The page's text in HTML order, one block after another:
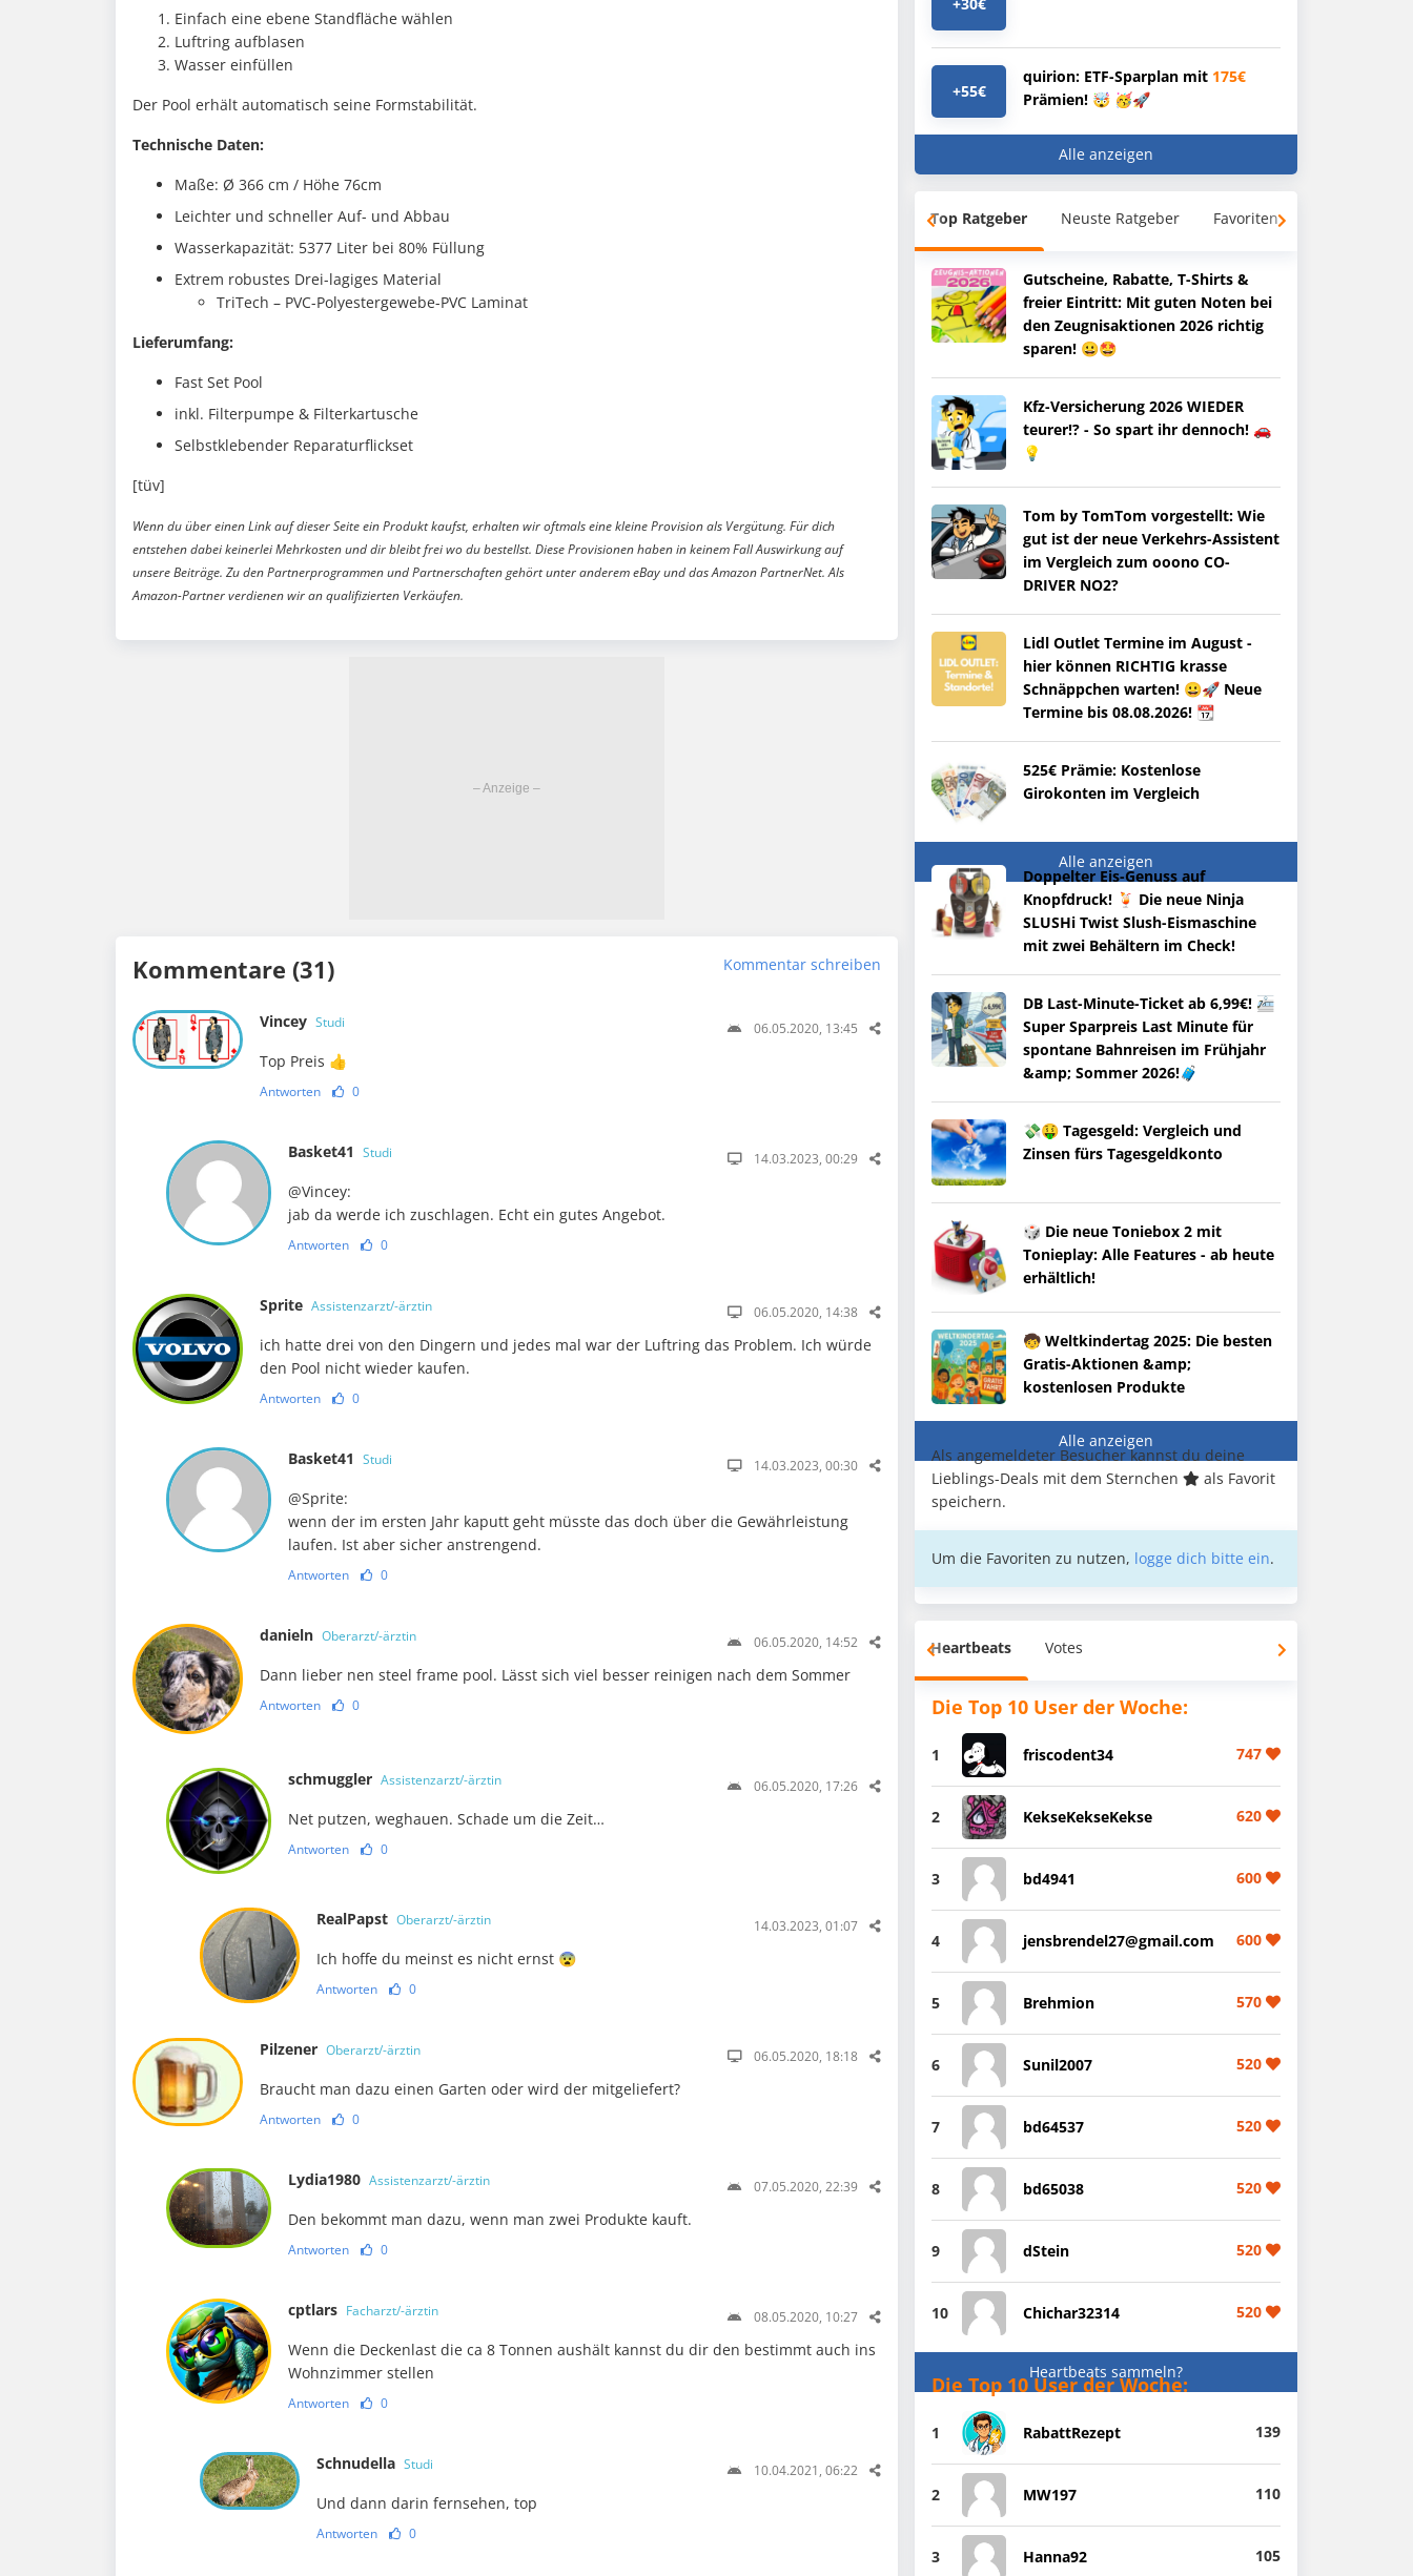
Einfach eine ebene Standfläche wählen
Luftring aufblasen
Wasser einfüllen
Der Pool erhält automatisch seine Formstabilität.
Technische Daten:
Maße: Ø 366 cm / Höhe 76cm
Leichter und schneller Auf- und Abbau
Wasserkapazität: 5377 Liter bei 80% Füllung
Extrem robustes Drei-lagiges Material
TriTech – PVC-Polyestergewebe-PVC Laminat
Lieferumfang:
Fast Set Pool
inkl. Filterpumpe & Filterkartusche
Selbstklebender Reparaturflickset
[tüv]
Wenn du über einen Link auf dieser Seite ein Produkt kaufst, erhalten wir oftmals eine kleine Provision als Vergütung. Für dich
entstehen dabei keinerlei Mehrkosten und dir bleibt frei wo du bestellst. Diese Provisionen haben in keinem Fall Auswirkung auf
unsere Beiträge. Zu den Partnerprogrammen und Partnerschaften gehört unter anderem eBay und das Amazon PartnerNet. Als
Amazon-Partner verdienen wir an qualifizierten Verkäufen.
Kommentare (31) Kommentar schreiben
Vincey Studi 06.05.2020, 13:45
Top Preis 👍
Antworten 0
Basket41 Studi 14.03.2023, 00:29
@Vincey:
jab da werde ich zuschlagen. Echt ein gutes Angebot.
Antworten 0
Sprite Assistenzarzt/-ärztin 06.05.2020, 14:38
ich hatte drei von den Dingern und jedes mal war der Luftring das Problem. Ich würde
den Pool nicht wieder kaufen.
Antworten 0
Basket41 Studi 14.03.2023, 00:30
@Sprite:
wenn der im ersten Jahr kaputt geht müsste das doch über die Gewährleistung
laufen. Ist aber sicher anstrengend.
Antworten 0
danieln Oberarzt/-ärztin 06.05.2020, 14:52
Dann lieber nen steel frame pool. Lässt sich viel besser reinigen nach dem Sommer
Antworten 0
schmuggler Assistenzarzt/-ärztin 06.05.2020, 17:26
Net putzen, weghauen. Schade um die Zeit…
Antworten 0
RealPapst Oberarzt/-ärztin 14.03.2023, 01:07
Ich hoffe du meinst es nicht ernst 😨
Antworten 0
Pilzener Oberarzt/-ärztin 06.05.2020, 18:18
Braucht man dazu einen Garten oder wird der mitgeliefert?
Antworten 0
Lydia1980 Assistenzarzt/-ärztin 07.05.2020, 22:39
Den bekommt man dazu, wenn man zwei Produkte kauft.
Antworten 0
cptlars Facharzt/-ärztin 08.05.2020, 10:27
Wenn die Deckenlast die ca 8 Tonnen aushält kannst du dir den bestimmt auch ins
Wohnzimmer stellen
Antworten 0
Schnudella Studi 10.04.2021, 06:22
Und dann darin fernsehen, top
Antworten 0
+55€
quirion: ETF-Sparplan mit 175€
Prämien! 🤯 🥳🚀
Alle anzeigen
Top Ratgeber Neuste Ratgeber Favoriten
Gutscheine, Rabatte, T-Shirts &
freier Eintritt: Mit guten Noten bei
den Zeugnisaktionen 2026 richtig
sparen! 😀🤩
Kfz-Versicherung 2026 WIEDER
teurer!? - So spart ihr dennoch! 🚗
💡
Tom by TomTom vorgestellt: Wie
gut ist der neue Verkehrs-Assistent
im Vergleich zum ooono CO-
DRIVER NO2?
Lidl Outlet Termine im August -
hier können RICHTIG krasse
Schnäppchen warten! 😀🚀 Neue
Termine bis 08.08.2026! 📆
525€ Prämie: Kostenlose
Girokonten im Vergleich
Alle anzeigen
Doppelter Eis-Genuss auf
Knopfdruck! 🍹 Die neue Ninja
SLUSHi Twist Slush-Eismaschine
mit zwei Behältern im Check!
DB Last-Minute-Ticket ab 6,99€! 🚈
Super Sparpreis Last Minute für
spontane Bahnreisen im Frühjahr
&amp; Sommer 2026!🧳
💸🤑 Tagesgeld: Vergleich und
Zinsen fürs Tagesgeldkonto
🎲 Die neue Toniebox 2 mit
Tonieplay: Alle Features - ab heute
erhältlich!
🧒 Weltkindertag 2025: Die besten
Gratis-Aktionen &amp;
kostenlosen Produkte
Alle anzeigen
Als angemeldeter Besucher kannst du deine
Lieblings-Deals mit dem Sternchen
als Favorit
speichern.
Um die Favoriten zu nutzen, logge dich bitte ein.
Heartbeats Votes
Die Top 10 User der Woche:
1 friscodent34 747
2 KekseKekseKekse 620
3 bd4941 600
4 jensbrendel27@gmail.com 600
5 Brehmion 570
6 Sunil2007 520
7 bd64537 520
8 bd65038 520
9 dStein 520
10 Chichar32314 520
Heartbeats sammeln?
Die Top 10 User der Woche:
1 RabattRezept 139
2 MW197 110
3 Hanna92 105